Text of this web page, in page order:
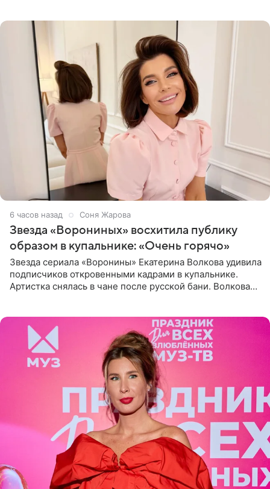
6 часов назад Соня Жарова
Звезда «Ворониных» восхитила публику
образом в купальнике: «Очень горячо»
Звезда сериала «Воронины» Екатерина Волкова удивила
подписчиков откровенными кадрами в купальнике.
Артистка снялась в чане после русской бани. Волкова